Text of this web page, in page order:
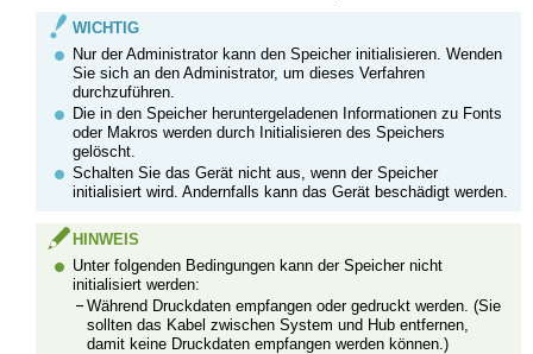
WICHTIG
Nur der Administrator kann den Speicher initialisieren. Wenden
Sie sich an den Administrator, um dieses Verfahren
durchzuführen.
Die in den Speicher heruntergeladenen Informationen zu Fonts
oder Makros werden durch Initialisieren des Speichers
gelöscht.
Schalten Sie das Gerät nicht aus, wenn der Speicher
initialisiert wird. Andernfalls kann das Gerät beschädigt werden.
HINWEIS
Unter folgenden Bedingungen kann der Speicher nicht
initialisiert werden:
Während Druckdaten empfangen oder gedruckt werden. (Sie
sollten das Kabel zwischen System und Hub entfernen,
damit keine Druckdaten empfangen werden können.)